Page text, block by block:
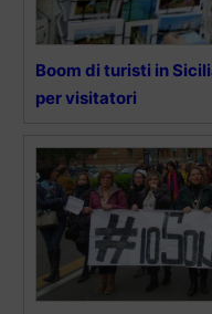
Boom di turisti in
per visitatori